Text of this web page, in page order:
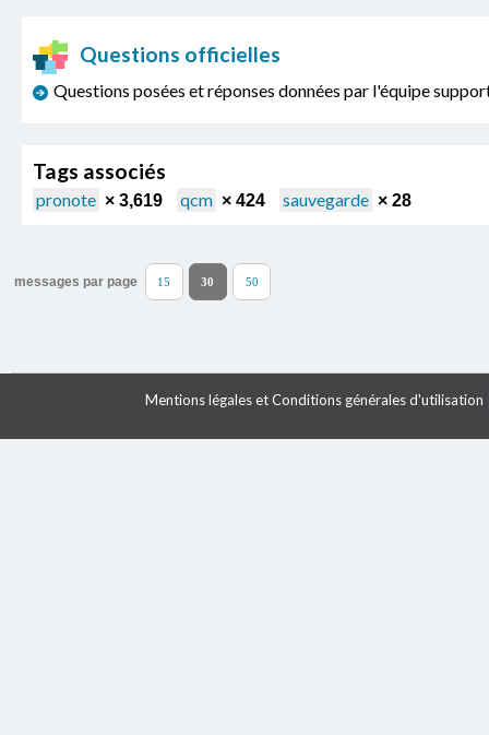
Questions officielles
Questions posées et réponses données par l'équipe
Tags associés
pronote × 3,619 qcm × 424 sauvegarde × 28
messages par page 15 30 50
Mentions légales et Conditions générales d'utilisation